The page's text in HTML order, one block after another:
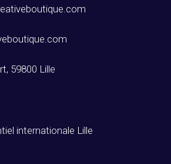
59800 Lille
internationale Lille